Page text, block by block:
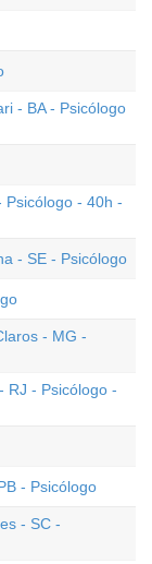
- BA - Psicólogo
Psicólogo - 40h -
- SE - Psicólogo
- MG -
RJ - Psicólogo -
- Psicólogo
- SC -